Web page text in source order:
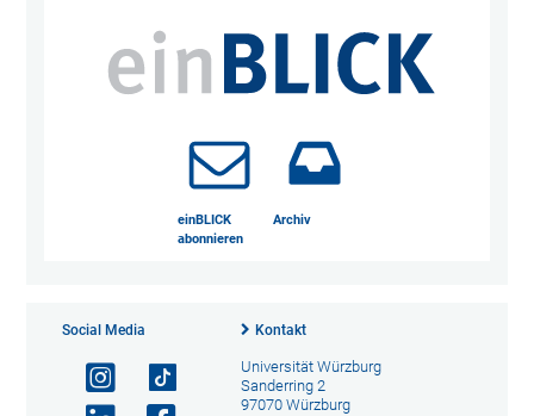
einBLICK
abonnieren
Archiv
Social Media Kontakt
Universität Würzburg
Sanderring 2
97070 Würzburg